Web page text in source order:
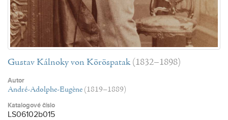
Gustav Kálnoky von Köröspatak (1832–1898)
Autor
André-Adolphe-Eugène (1819–1889)
Katalogové číslo
LS06102b015